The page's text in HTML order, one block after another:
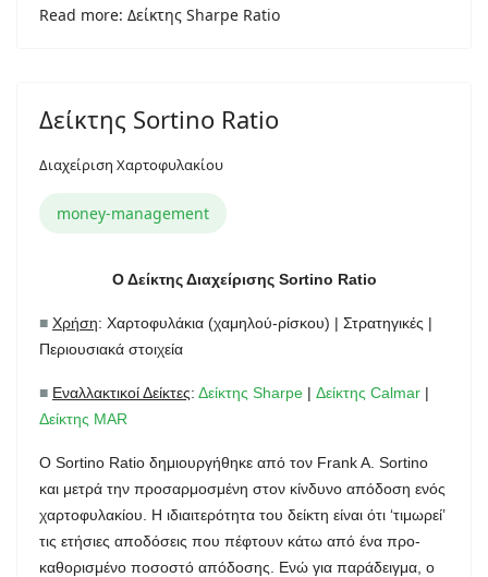
Read more: Δείκτης Sharpe Ratio
Δείκτης Sortino Ratio
Διαχείριση Χαρτοφυλακίου
money-management
Ο Δείκτης Διαχείρισης Sortino Ratio
■ Χρήση: Χαρτοφυλάκια (χαμηλού-ρίσκου) | Στρατηγικές |
Περιουσιακά στοιχεία
■ Εναλλακτικοί Δείκτες: Δείκτης Sharpe | Δείκτης Calmar |
Δείκτης MAR
Ο Sortino Ratio δημιουργήθηκε από τον Frank A. Sortino
και μετρά την προσαρμοσμένη στον κίνδυνο απόδοση ενός
χαρτοφυλακίου. Η ιδιαιτερότητα του δείκτη είναι ότι ‘τιμωρεί’
τις ετήσιες αποδόσεις που πέφτουν κάτω από ένα προ-
καθορισμένο ποσοστό απόδοσης. Ενώ για παράδειγμα, ο